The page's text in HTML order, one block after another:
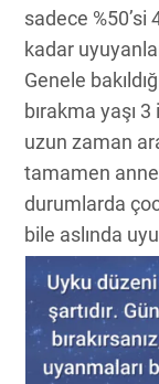
sadece %50’si
kadar
Genele
bırakma yaşı
uzun zaman
tamamen
durumlarda
bile aslında